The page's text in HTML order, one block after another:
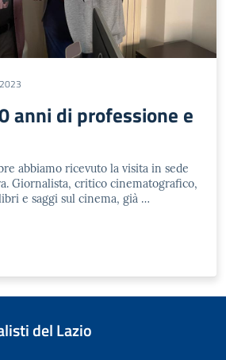
anni di professione e
abbiamo ricevuto la visita in sede
Giornalista, critico cinematografico,
e saggi sul cinema, già …
del Lazio